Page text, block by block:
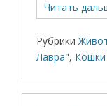
Читать
Рубрики
Лавра", Кошки